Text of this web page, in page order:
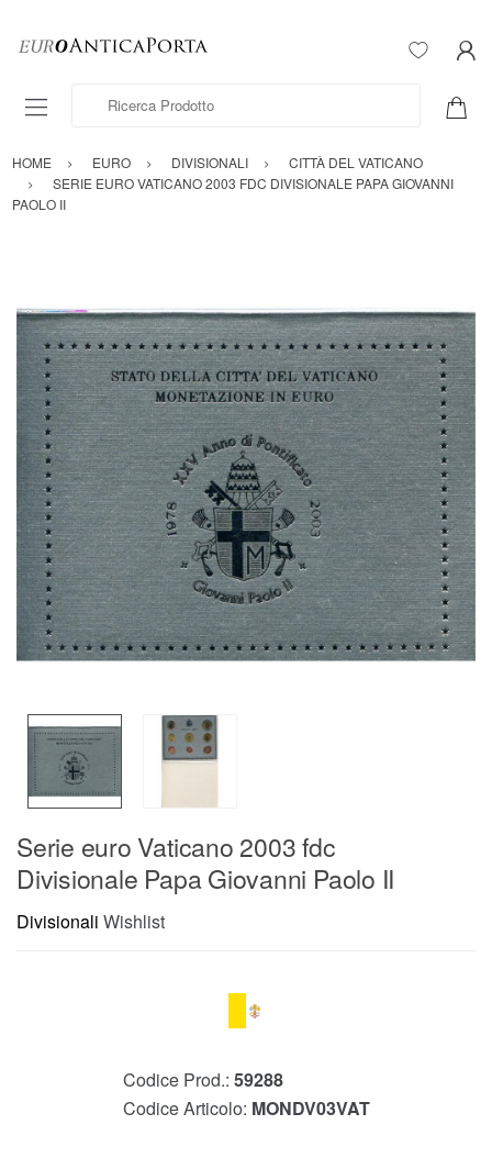
Ricerca Prodotto
HOME EURO DIVISIONALI
CITTÀ DEL VATICANO
SERIE EURO VATICANO 2003 FDC DIVISIONALE PAPA GIOVANNI
PAOLO II
Serie euro Vaticano 2003 fdc
Divisionale Papa Giovanni Paolo II
Divisionali Wishlist
Codice Prod.: 59288
Codice Articolo: MONDV03VAT